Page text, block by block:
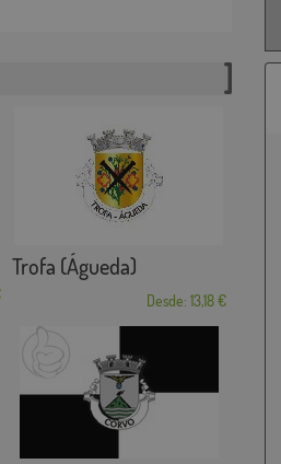
Trofa (Águeda)
Desde: 13,18 €